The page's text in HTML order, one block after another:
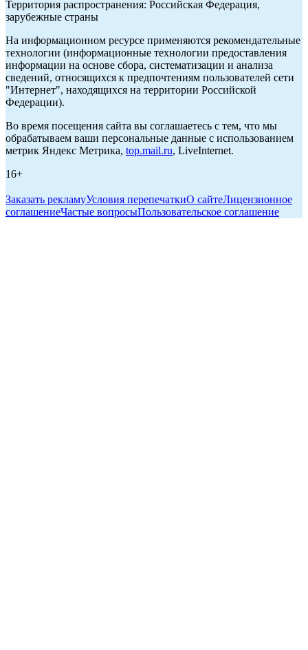
Территория распространения: Российская Федерация,
зарубежные страны
На информационном ресурсе применяются рекомендательные
технологии (информационные технологии предоставления
информации на основе сбора, систематизации и анализа
сведений, относящихся к предпочтениям пользователей сети
"Интернет", находящихся на территории Российской
Федерации).
Во время посещения сайта вы соглашаетесь с тем, что мы
обрабатываем ваши персональные данные с использованием
метрик Яндекс Метрика, top.mail.ru, LiveInternet.
16+
Заказать рекламуУсловия перепечаткиО сайтеЛицензионное
соглашениеЧастые вопросыПользовательское соглашение